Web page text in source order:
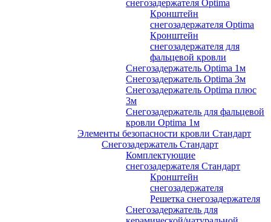
снегозадержателя Optima
Кронштейн
снегозадержателя Optima
Кронштейн
снегозадержателя для
фальцевой кровли
Снегозадержатель Optima 1м
Снегозадержатель Optima 3м
Снегозадержатель Optima плюс
3м
Снегозадержатель для фальцевой
кровли Optima 1м
Элементы безопасности кровли Стандарт
Снегозадержатель Стандарт
Комплектующие
снегозадержателя Стандарт
Кронштейн
снегозадержателя
Решетка снегозадержателя
Снегозадержатель для